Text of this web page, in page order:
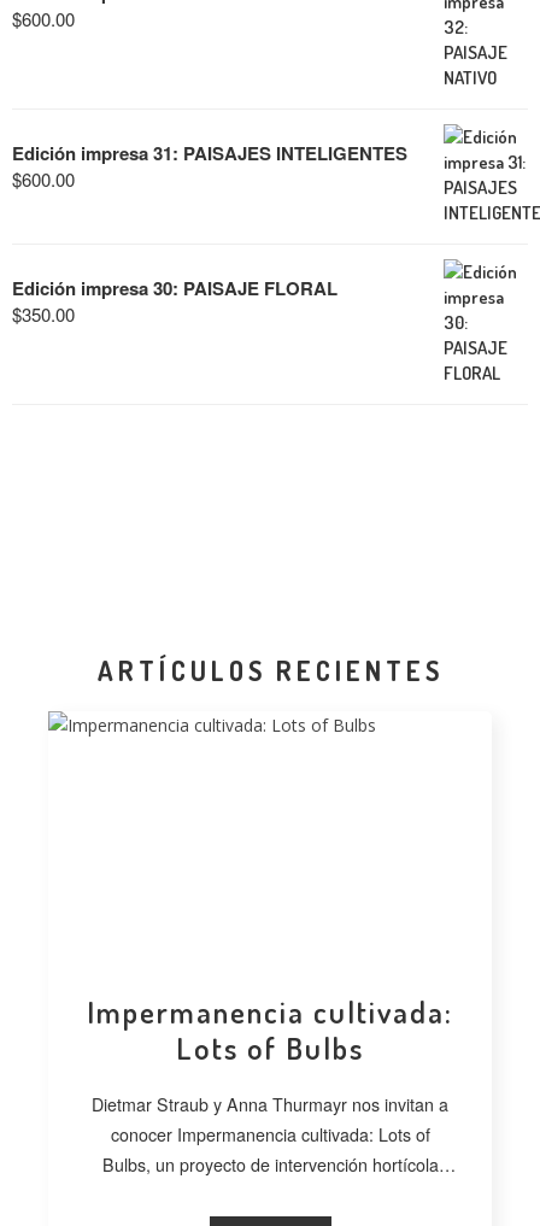
$600.00
Edición impresa 31: PAISAJES INTELIGENTES
$600.00
Edición impresa 30: PAISAJE FLORAL
$350.00
ARTÍCULOS RECIENTES
Impermanencia cultivada:
Lots of Bulbs
Dietmar Straub y Anna Thurmayr nos invitan a
conocer Impermanencia cultivada: Lots of
Bulbs, un proyecto de intervención hortícola